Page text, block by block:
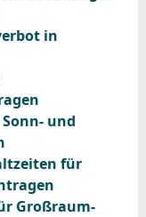
in
und
für
Großraum-